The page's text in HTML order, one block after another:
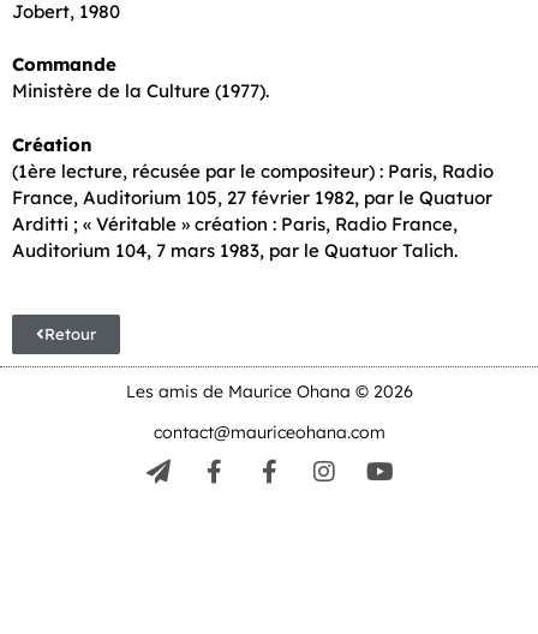
Jobert, 1980
Commande
Ministère de la Culture (1977).
Création
(1ère lecture, récusée par le compositeur) : Paris, Radio
France, Auditorium 105, 27 février 1982, par le Quatuor
Arditti ; « Véritable » création : Paris, Radio France,
Auditorium 104, 7 mars 1983, par le Quatuor Talich.
Retour
Les amis de Maurice Ohana © 2026
contact@mauriceohana.com